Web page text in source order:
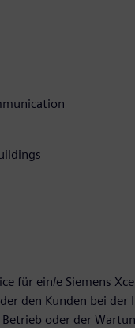
für ein/e Siemens
den Kunden bei der
oder der